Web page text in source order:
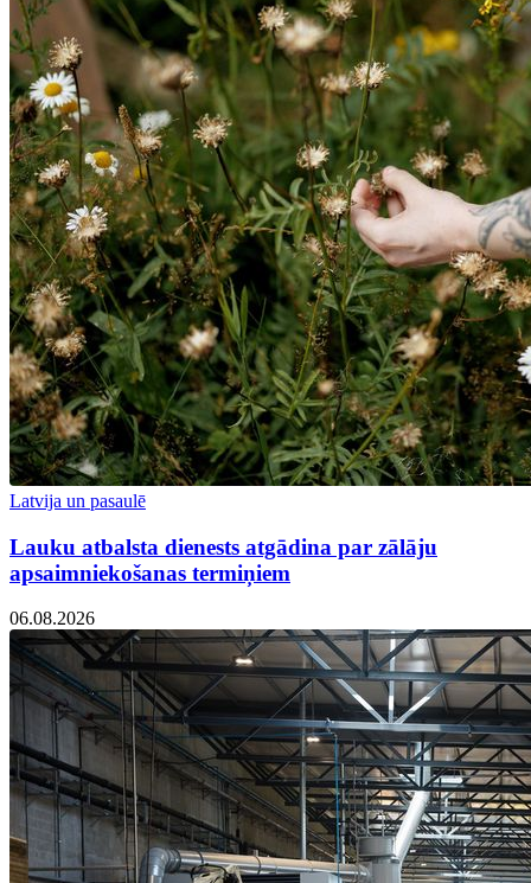
Latvija un pasaulē
Lauku atbalsta dienests atgādina par zālāju
apsaimniekošanas termiņiem
06.08.2026